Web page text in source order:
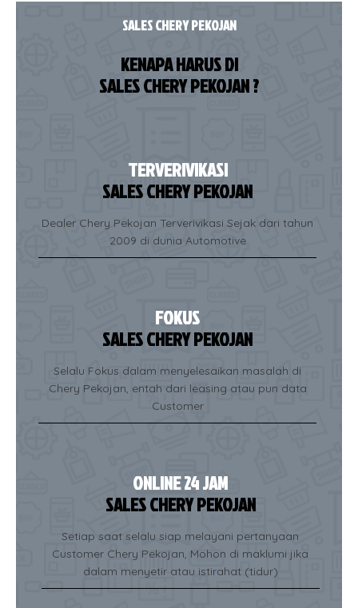
SALES CHERY PEKOJAN
KENAPA HARUS DI
SALES CHERY PEKOJAN ?
TERVERIVIKASI
SALES CHERY PEKOJAN
Dealer Chery Pekojan Terverivikasi Sejak dari tahun
2009 di dunia Automotive
FOKUS
SALES CHERY PEKOJAN
Selalu Fokus dalam menyelesaikan masalah di
Chery Pekojan, entah dari leasing atau pun data
Customer
ONLINE 24 JAM
SALES CHERY PEKOJAN
Setiap saat selalu siap melayani pertanyaan
Customer Chery Pekojan, Mohon di maklumi jika
dalam menyetir atau istirahat (tidur)